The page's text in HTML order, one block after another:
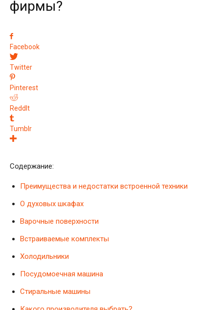
фирмы?
Facebook
Twitter
Pinterest
ReddIt
Tumblr
Содержание:
Преимущества и недостатки встроенной техники
О духовых шкафах
Варочные поверхности
Встраиваемые комплекты
Холодильники
Посудомоечная машина
Стиральные машины